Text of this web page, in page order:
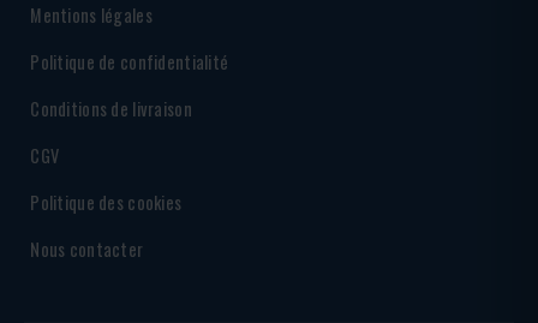
Mentions légales
Politique de confidentialité
Conditions de livraison
CGV
Politique des cookies
Nous contacter